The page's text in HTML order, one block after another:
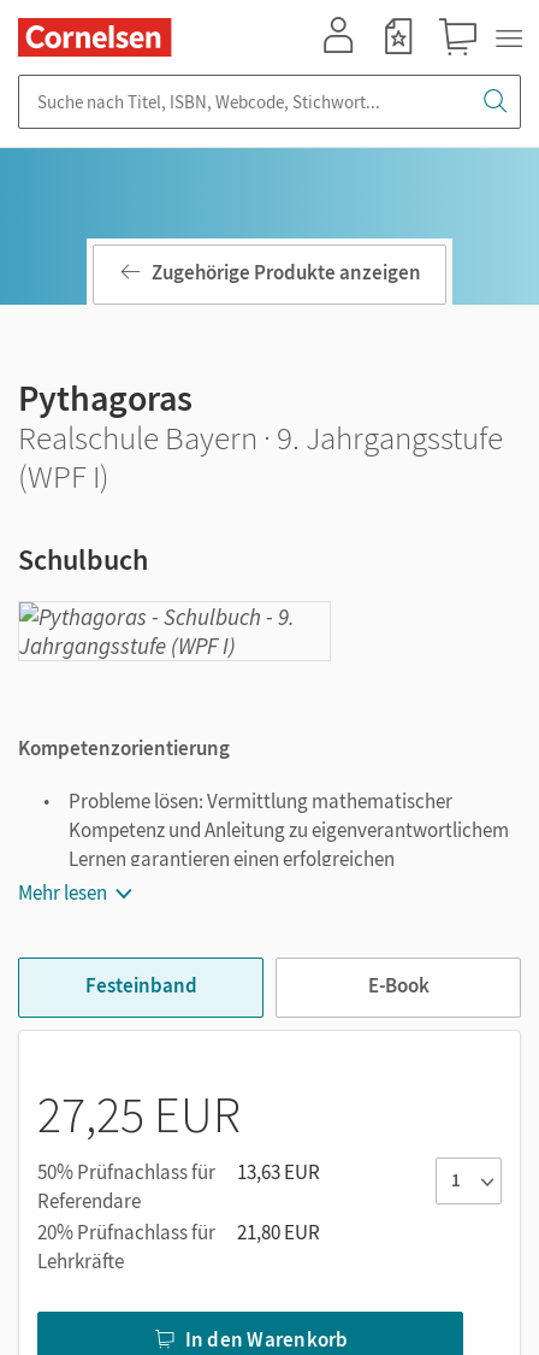
Zugehörige Produkte anzeigen
Pythagoras
Realschule Bayern · 9. Jahrgangsstufe
(WPF I)
Schulbuch
Kompetenzorientierung
Probleme lösen: Vermittlung mathematischer
Kompetenz und Anleitung zu eigenverantwortlichem
Lernen garantieren einen erfolgreichen
Realschulabschluss.
Anwendbarkeit der Mathematik in Alltagssituationen.
Kommunizieren: Anregende Aufgaben unterstützen
den Austausch und das Lernen in der Gruppe, fördern
Denken an.
Mehr lesen
Festeinband E-Book
27,25 EUR
50% Prüfnachlass für
Referendare
13,63 EUR
20% Prüfnachlass für
Lehrkräfte
21,80 EUR
In den Warenkorb